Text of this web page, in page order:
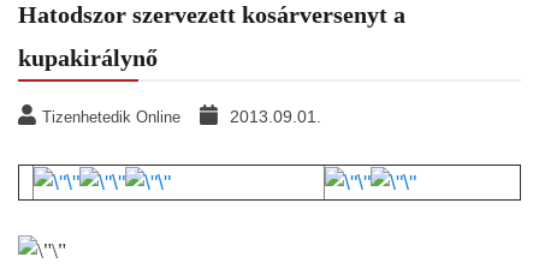
Hatodszor szervezett kosárversenyt a
kupakirálynő
Tizenhetedik Online 2013.09.01.